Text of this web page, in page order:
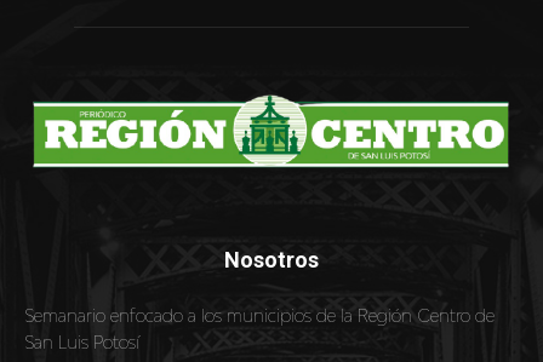
Nosotros
Semanario enfocado a los municipios de la Región Centro de
San Luis Potosí